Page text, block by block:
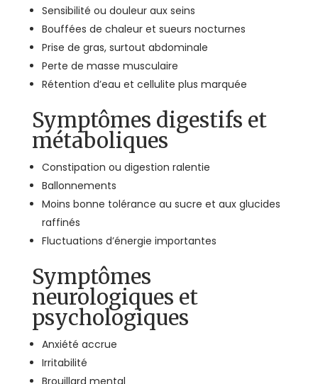
Sensibilité ou douleur aux seins
Bouffées de chaleur et sueurs nocturnes
Prise de gras, surtout abdominale
Perte de masse musculaire
Rétention d’eau et cellulite plus marquée
Symptômes digestifs et
métaboliques
Constipation ou digestion ralentie
Ballonnements
Moins bonne tolérance au sucre et aux glucides
raffinés
Fluctuations d’énergie importantes
Symptômes
neurologiques et
psychologiques
Anxiété accrue
Irritabilité
Brouillard mental